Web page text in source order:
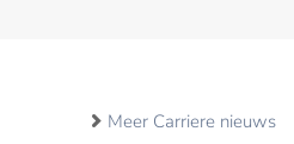
Meer Carriere nieuws